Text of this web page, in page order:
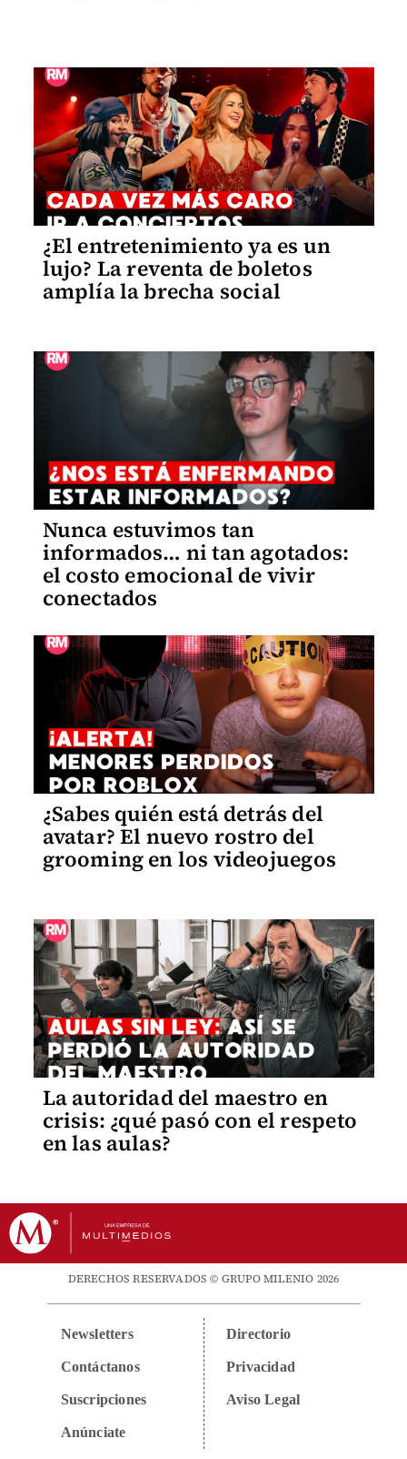
¿El entretenimiento ya es un
lujo? La reventa de boletos
amplía la brecha social
Nunca estuvimos tan
informados… ni tan agotados:
el costo emocional de vivir
conectados
¿Sabes quién está detrás del
avatar? El nuevo rostro del
grooming en los videojuegos
La autoridad del maestro en
crisis: ¿qué pasó con el respeto
en las aulas?
DERECHOS RESERVADOS © GRUPO MILENIO 2026
Newsletters
Contáctanos
Suscripciones
Anúnciate
Directorio
Privacidad
Aviso Legal